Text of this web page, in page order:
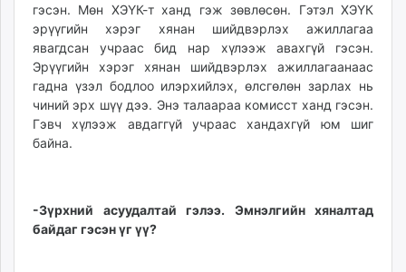
гэсэн. Мөн ХЭҮК-т ханд гэж зөвлөсөн. Гэтэл ХЭҮК
эрүүгийн хэрэг хянан шийдвэрлэх ажиллагаа
явагдсан учраас бид нар хүлээж авахгүй гэсэн.
Эрүүгийн хэрэг хянан шийдвэрлэх ажиллагаанаас
гадна үзэл бодлоо илэрхийлэх, өлсгөлөн зарлах нь
чиний эрх шүү дээ. Энэ талаараа комисст ханд гэсэн.
Гэвч хүлээж авдаггүй учраас хандахгүй юм шиг
байна.
-Зүрхний асуудалтай гэлээ. Эмнэлгийн хяналтад
байдаг гэсэн үг үү?